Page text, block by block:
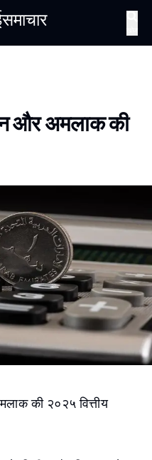
और अमलाक की
की २०२५ वित्तीय